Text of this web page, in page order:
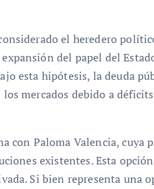
el heredero
del papel del
esta hipótesis, la deuda
mercados debido a
con Paloma Valencia, cuya
existentes. Esta
Si bien representa una